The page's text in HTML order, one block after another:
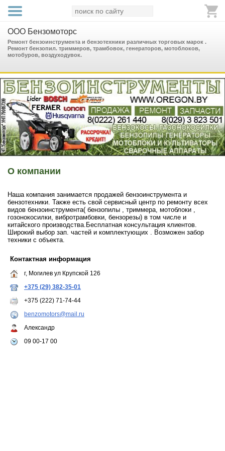
ООО Бензомоторс
Ремонт бензоинструмента и бензотехники различных торговых марок .
Ремонт бензопил. триммеров, трамбовок, генераторов, мотоблоков,
мотобуров, воздуходувок.
О компании
Наша компания занимается продажей бензоинструмента и
бензотехники. Также есть свой сервисный центр по ремонту всех
видов бензоинструмента( бензопилы , триммера, мотоблоки ,
гозонокосилки, вибротрамбовки, бензорезы) в том числе и
китайского производства.Бесплатная консультация клиентов.
Широкий выбор зап. частей и комплектующих . Возможен забор
техники с объекта.
Контактная информация
г, Могилев ул Крупской 126
+375 (29) 382-35-01
+375 (222) 71-74-44
benzomotors@mail.ru
Александр
09 00-17 00